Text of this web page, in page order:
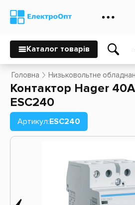
Каталог товарів
Головна Низьковольтне
Контактор Hager
ESC240
Артикул:ESC240